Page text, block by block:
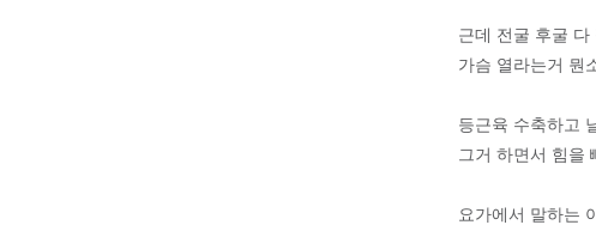
근데 전굴 후굴 다
가슴 열라는거 뭔
등근육 수축하고
그거 하면서 힘을
요가에서 말하는